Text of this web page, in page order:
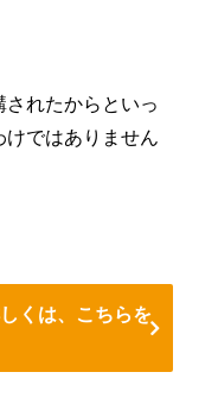
れたからといっ
ではありません
くは、こちらを